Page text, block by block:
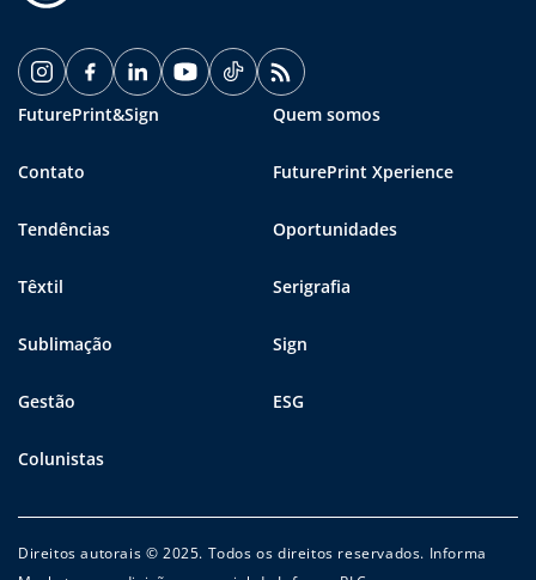
FuturePrint&Sign Quem somos
Contato FuturePrint Xperience
Tendências Oportunidades
Têxtil Serigrafia
Sublimação Sign
Gestão ESG
Colunistas
Direitos autorais © 2025. Todos os direitos reservados. Informa